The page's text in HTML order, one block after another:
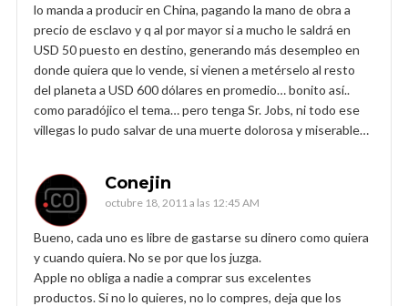
lo manda a producir en China, pagando la mano de obra a
precio de esclavo y q al por mayor si a mucho le saldrá en
USD 50 puesto en destino, generando más desempleo en
donde quiera que lo vende, si vienen a metérselo al resto
del planeta a USD 600 dólares en promedio… bonito así..
como paradójico el tema… pero tenga Sr. Jobs, ni todo ese
villegas lo pudo salvar de una muerte dolorosa y miserable…
Conejin
octubre 18, 2011 a las 12:45 AM
Bueno, cada uno es libre de gastarse su dinero como quiera
y cuando quiera. No se por que los juzga.
Apple no obliga a nadie a comprar sus excelentes
productos. Si no lo quieres, no lo compres, deja que los